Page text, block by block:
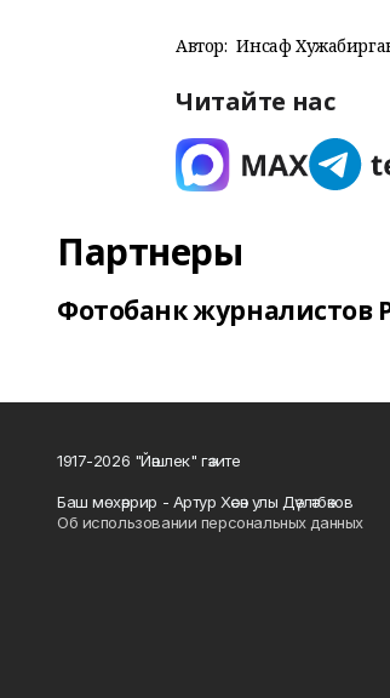
Автор: Инсаф
Читайте нас
Партнеры
Фотобанк журналистов
1917-2026 "Йәшлек" гәзите
Баш мөхәррир - Артур Хәсән улы Дәүләтбәков
Об использовании персональных данных